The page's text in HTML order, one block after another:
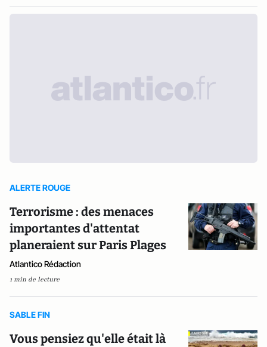
ALERTE ROUGE
Terrorisme : des menaces
importantes d'attentat
planeraient sur Paris Plages
Atlantico Rédaction
1 min de lecture
SABLE FIN
Vous pensiez qu'elle était là